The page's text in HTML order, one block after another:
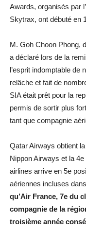
Awards, organisés par
Skytrax, ont débuté en
M. Goh Choon Phong,
a déclaré lors de la
l’esprit indomptable de
relâche et fait de
SIA était prêt pour la
permis de sortir plus
tant que compagnie
Qatar Airways obtient
Nippon Airways et la
airlines arrive en 5e
aériennes incluses
qu’Air France, 7e du
compagnie de la
troisième année